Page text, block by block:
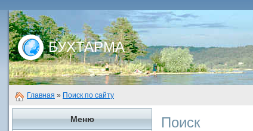
БУХТАРМА
Главная » Поиск по сайту
Меню Поиск